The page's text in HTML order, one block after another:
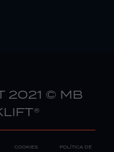
2021 © MB
COOKIES POLÍTICA DE